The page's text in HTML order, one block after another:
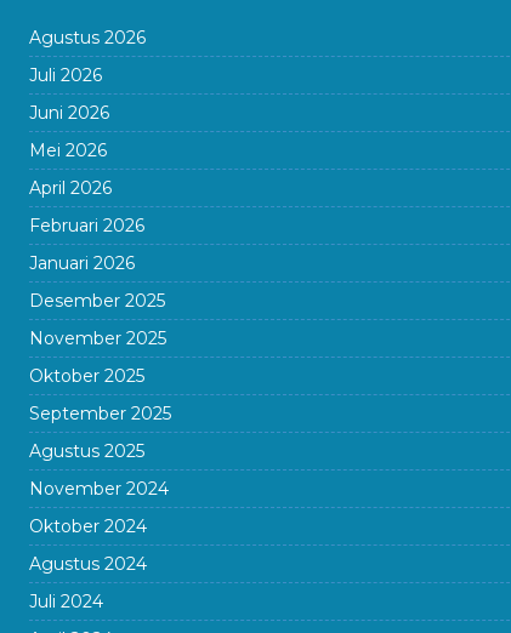
Agustus 2026
Juli 2026
Juni 2026
Mei 2026
April 2026
Februari 2026
Januari 2026
Desember 2025
November 2025
Oktober 2025
September 2025
Agustus 2025
November 2024
Oktober 2024
Agustus 2024
Juli 2024